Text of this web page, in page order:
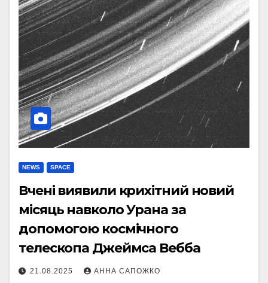
NEWS SPACE
Вчені виявили крихітний новий
місяць навколо Урана за
допомогою космічного
телескопа Джеймса Вебба
21.08.2025 АННА САПОЖКО